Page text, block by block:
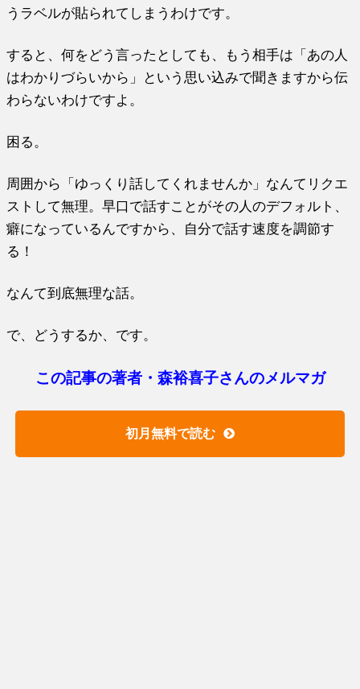
うラベルが貼られてしまうわけです。
すると、何をどう言ったとしても、もう相手は「あの人
はわかりづらいから」という思い込みで聞きますから伝
わらないわけですよ。
困る。
周囲から「ゆっくり話してくれませんか」なんてリクエ
ストして無理。早口で話すことがその人のデフォルト、
癖になっているんですから、自分で話す速度を調節す
る！
なんて到底無理な話。
で、どうするか、です。
この記事の著者・森裕喜子さんのメルマガ
初月無料で読む